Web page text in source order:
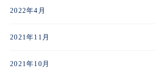
2022年4月
2021年11月
2021年10月